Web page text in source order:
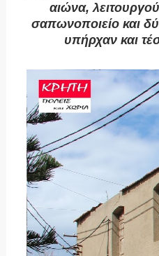
αιώνα,
σαπωνοποιείο και
υπήρχαν και